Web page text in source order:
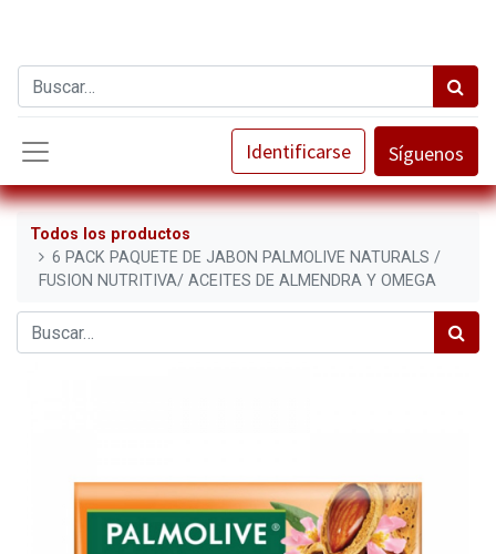
Identificarse Síguenos
Todos los productos
6 PACK PAQUETE DE JABON PALMOLIVE NATURALS /
FUSION NUTRITIVA/ ACEITES DE ALMENDRA Y OMEGA